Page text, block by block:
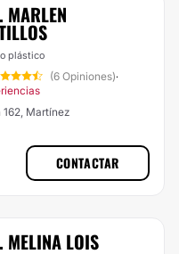
MARLEN
plástico
(6 Opiniones)·
162, Martínez
CONTACTAR
MELINA LOIS